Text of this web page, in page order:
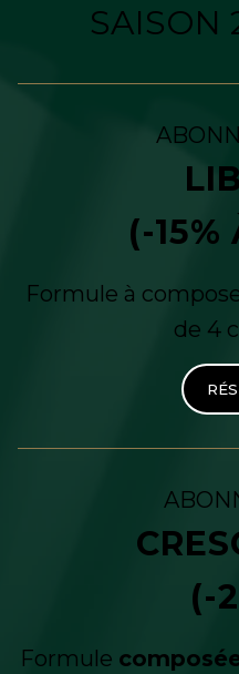
SAISON
(-15%
Formule à
de 4
(-
Formule